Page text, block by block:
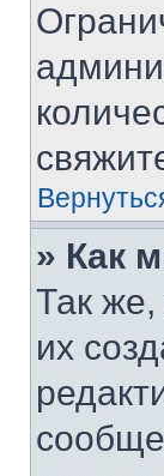
» Как
Так же,
их